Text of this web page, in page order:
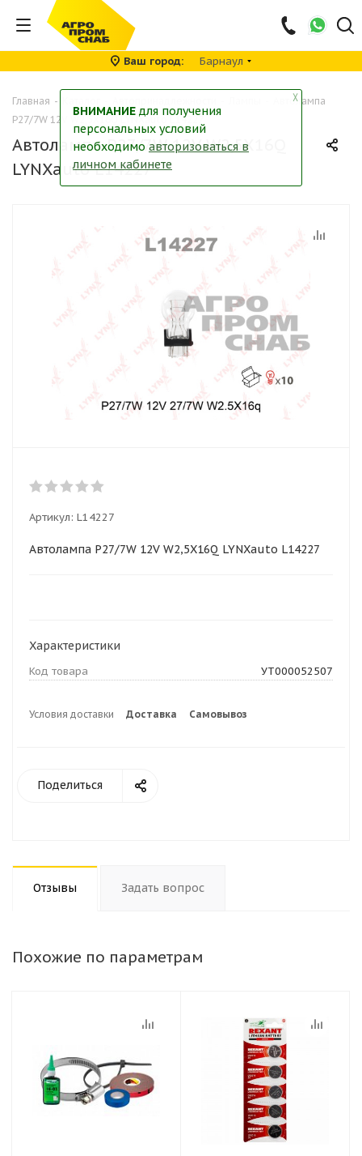
Ваш город Барнаул
Главная -
Автолампа
P27/7W 12V W2,5X16Q LYNXauto L14227
Автолампа P27/7W 12V W2,5X16Q
LYNXauto L14227
Артикул: L14227
Автолампа P27/7W 12V W2,5X16Q LYNXauto L14227
Характеристики
Код товара УТ000052507
Условия доставки Доставка Самовывоз
Поделиться
Отзывы Задать вопрос
Похожие по параметрам
╳
ВНИМАНИЕ для получения
персональных условий
необходимо авторизоваться в
личном кабинете